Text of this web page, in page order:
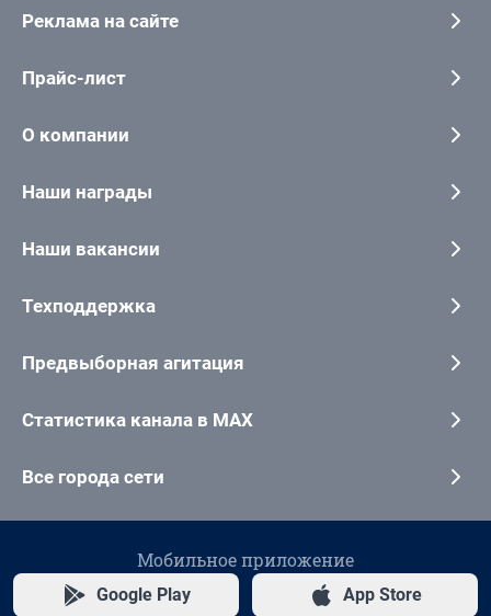
Реклама на сайте
Прайс-лист
О компании
Наши награды
Наши вакансии
Техподдержка
Предвыборная агитация
Статистика канала в MAX
Все города сети
Мобильное приложение
Google Play App Store